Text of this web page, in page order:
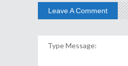
Leave A Comment